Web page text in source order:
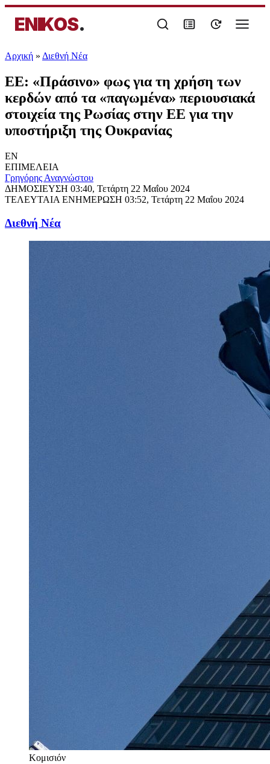
ENIKOS.
Αρχική » Διεθνή Νέα
ΕΕ: «Πράσινο» φως για τη χρήση των
κερδών από τα «παγωμένα» περιουσιακά
στοιχεία της Ρωσίας στην ΕΕ για την
υποστήριξη της Ουκρανίας
EN
ΕΠΙΜΕΛΕΙΑ
Γρηγόρης Αναγνώστου
ΔΗΜΟΣΙΕΥΣΗ 03:40, Τετάρτη 22 Μαΐου 2024
ΤΕΛΕΥΤΑΙΑ ΕΝΗΜΕΡΩΣΗ 03:52, Τετάρτη 22 Μαΐου 2024
Διεθνή Νέα
Κομισιόν